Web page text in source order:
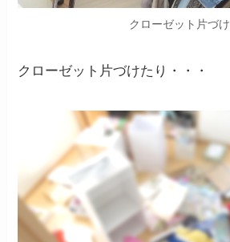
クローゼット片づけ
クローゼット片づけたり・・・